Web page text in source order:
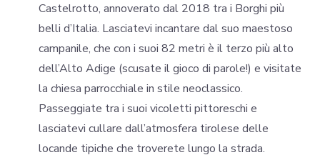
Castelrotto, annoverato dal 2018 tra i Borghi più
belli d’Italia. Lasciatevi incantare dal suo maestoso
campanile, che con i suoi 82 metri è il terzo più alto
dell’Alto Adige (scusate il gioco di parole!) e visitate
la chiesa parrocchiale in stile neoclassico.
Passeggiate tra i suoi vicoletti pittoreschi e
lasciatevi cullare dall’atmosfera tirolese delle
locande tipiche che troverete lungo la strada.